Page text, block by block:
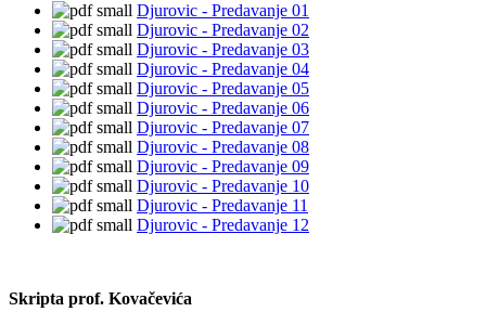
Djurovic - Predavanje 01
Djurovic - Predavanje 02
Djurovic - Predavanje 03
Djurovic - Predavanje 04
Djurovic - Predavanje 05
Djurovic - Predavanje 06
Djurovic - Predavanje 07
Djurovic - Predavanje 08
Djurovic - Predavanje 09
Djurovic - Predavanje 10
Djurovic - Predavanje 11
Djurovic - Predavanje 12
Skripta prof. Kovačevića